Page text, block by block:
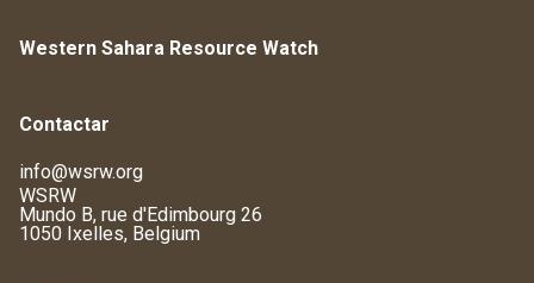
Western Sahara Resource Watch
Contactar
info@wsrw.org
WSRW
Mundo B, rue d'Edimbourg 26
1050 Ixelles, Belgium